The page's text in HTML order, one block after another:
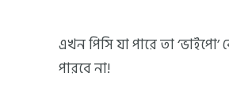
এখন পিসি যা পারে তা ‘ভাইপো’
পারবে না!